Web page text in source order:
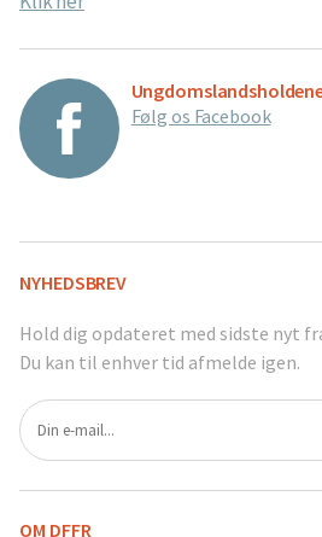
Følg os Facebook
NYHEDSBREV
Hold dig opdateret med sidste nyt
Du kan til enhver tid afmelde igen.
OM DFFR